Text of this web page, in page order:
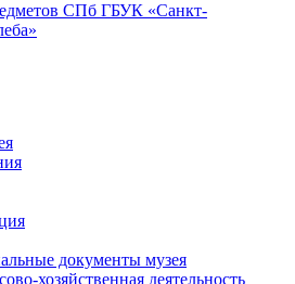
СПб ГБУК «Санкт-
документы музея
хозяйственная деятельность